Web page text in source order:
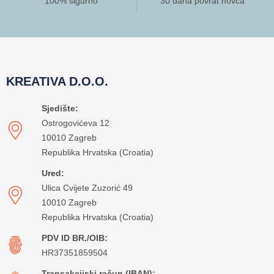
KREATIVA D.O.O.
Sjedište:
Ostrogovićeva 12
10010 Zagreb
Republika Hrvatska (Croatia)
Ured:
Ulica Cvijete Zuzorić 49
10010 Zagreb
Republika Hrvatska (Croatia)
PDV ID BR./OIB:
HR37351859504